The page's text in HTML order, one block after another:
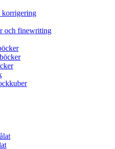
korrigering
och finewriting